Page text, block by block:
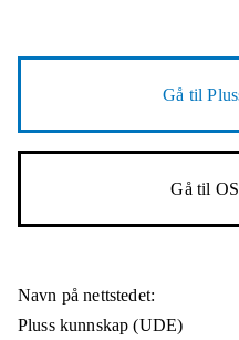
Gå til
Gå til
Navn på nettstedet:
Pluss kunnskap (UDE)